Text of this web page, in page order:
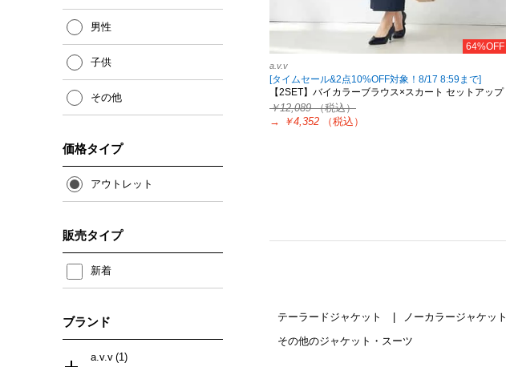
男性
子供
その他
価格タイプ
アウトレット
販売タイプ
新着
ブランド
a.v.v
64%OFF
a.v.v
[タイムセール&2点10%OFF対象！8/17 8:59まで]
【2SET】バイカラーブラウス×スカート セットアップ
￥12,089（税込）
→
￥4,352 （税込）
テーラードジャケット ノーカラージャケット
その他のジャケット・スーツ